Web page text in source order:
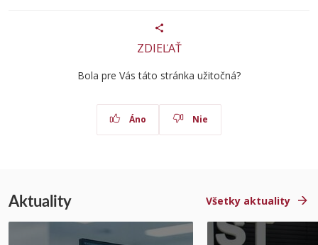
ZDIEĽAŤ
Bola pre Vás táto stránka užitočná?
Áno Nie
Aktuality Všetky aktuality